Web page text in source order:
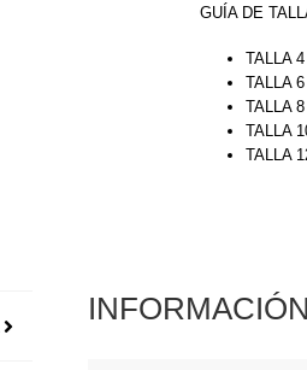
GUÍA DE
TALLA
TALLA
TALLA
TALLA
TALLA